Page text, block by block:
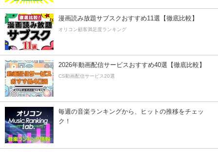
漫画読み放題サブスクおすすめ11選【徹底比較】
オリコン顧客満足度ランキング
2026年動画配信サービスおすすめ40選【徹底比較】
CS動画配信サービス20選
毎週の音楽ランキングから、ヒットの推移をチェッ
ク！